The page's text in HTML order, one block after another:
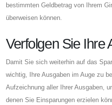
bestimmten Geldbetrag von Ihrem
überweisen können.
Verfolgen Sie Ihre
Damit Sie sich weiterhin auf das
wichtig, Ihre Ausgaben im Auge zu
Aufzeichnung aller Ihrer Ausgaben,
denen Sie Einsparungen erzielen